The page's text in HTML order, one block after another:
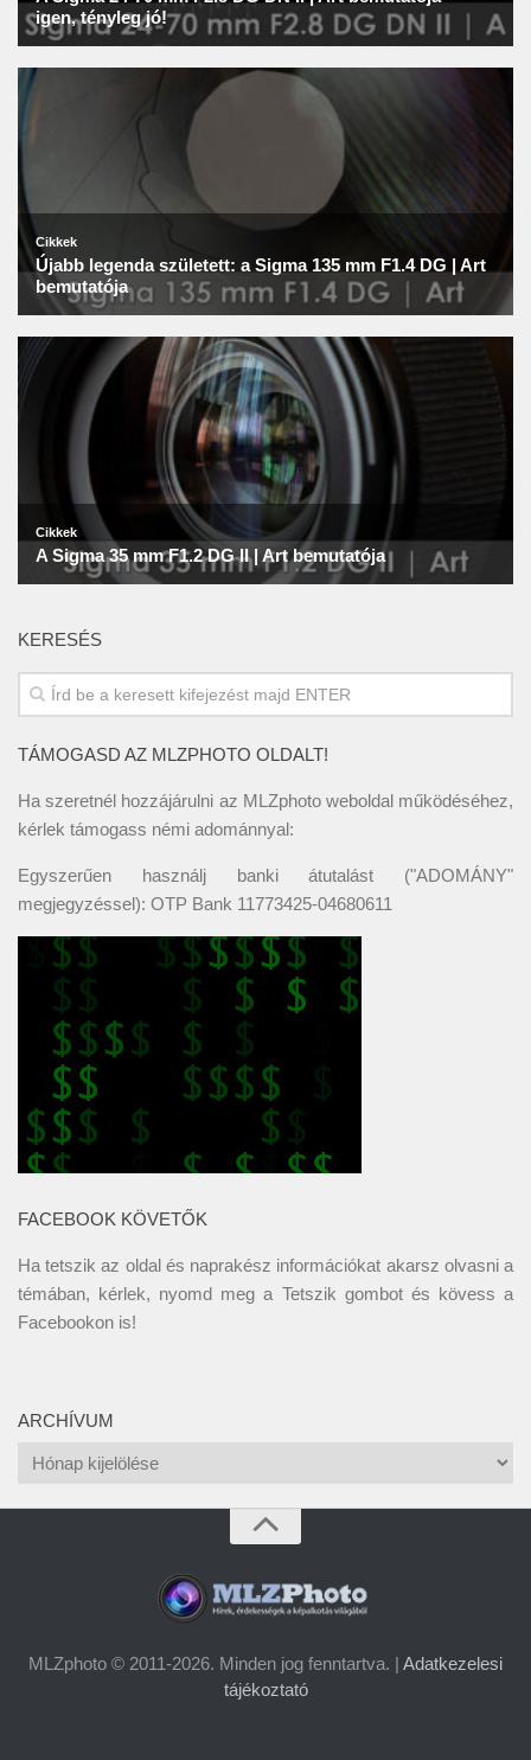
KERESÉS
TÁMOGASD AZ MLZPHOTO OLDALT!
Ha szeretnél hozzájárulni az MLZphoto weboldal működéséhez,
kérlek támogass némi adománnyal:
Egyszerűen használj banki átutalást ("ADOMÁNY"
megjegyzéssel): OTP Bank 11773425-04680611
FACEBOOK KÖVETŐK
Ha tetszik az oldal és naprakész információkat akarsz olvasni a
témában, kérlek, nyomd meg a Tetszik gombot és kövess a
Facebookon is!
ARCHÍVUM
Archívum
MLZphoto © 2011-2026. Minden jog fenntartva. | Adatkezelesi
tájékoztató